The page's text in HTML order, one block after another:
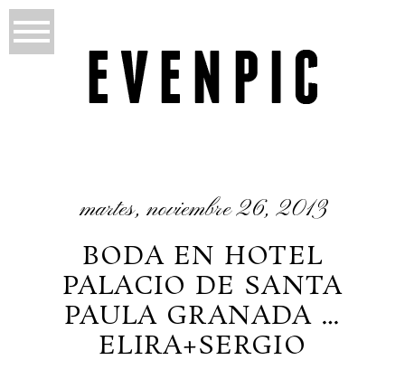
martes, noviembre 26, 2013
BODA EN HOTEL
PALACIO DE SANTA
PAULA GRANADA …
ELIRA+SERGIO